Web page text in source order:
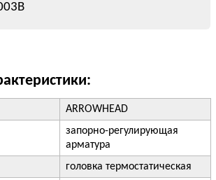
ARROWHEAD
запорно-регулирующая
арматура
головка термостатическая